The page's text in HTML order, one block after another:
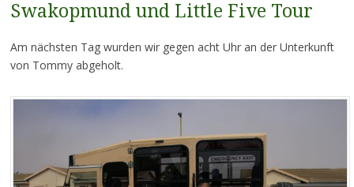
Swakopmund und Little Five Tour
Am nächsten Tag wurden wir gegen acht Uhr an der Unterkunft
von Tommy abgeholt.